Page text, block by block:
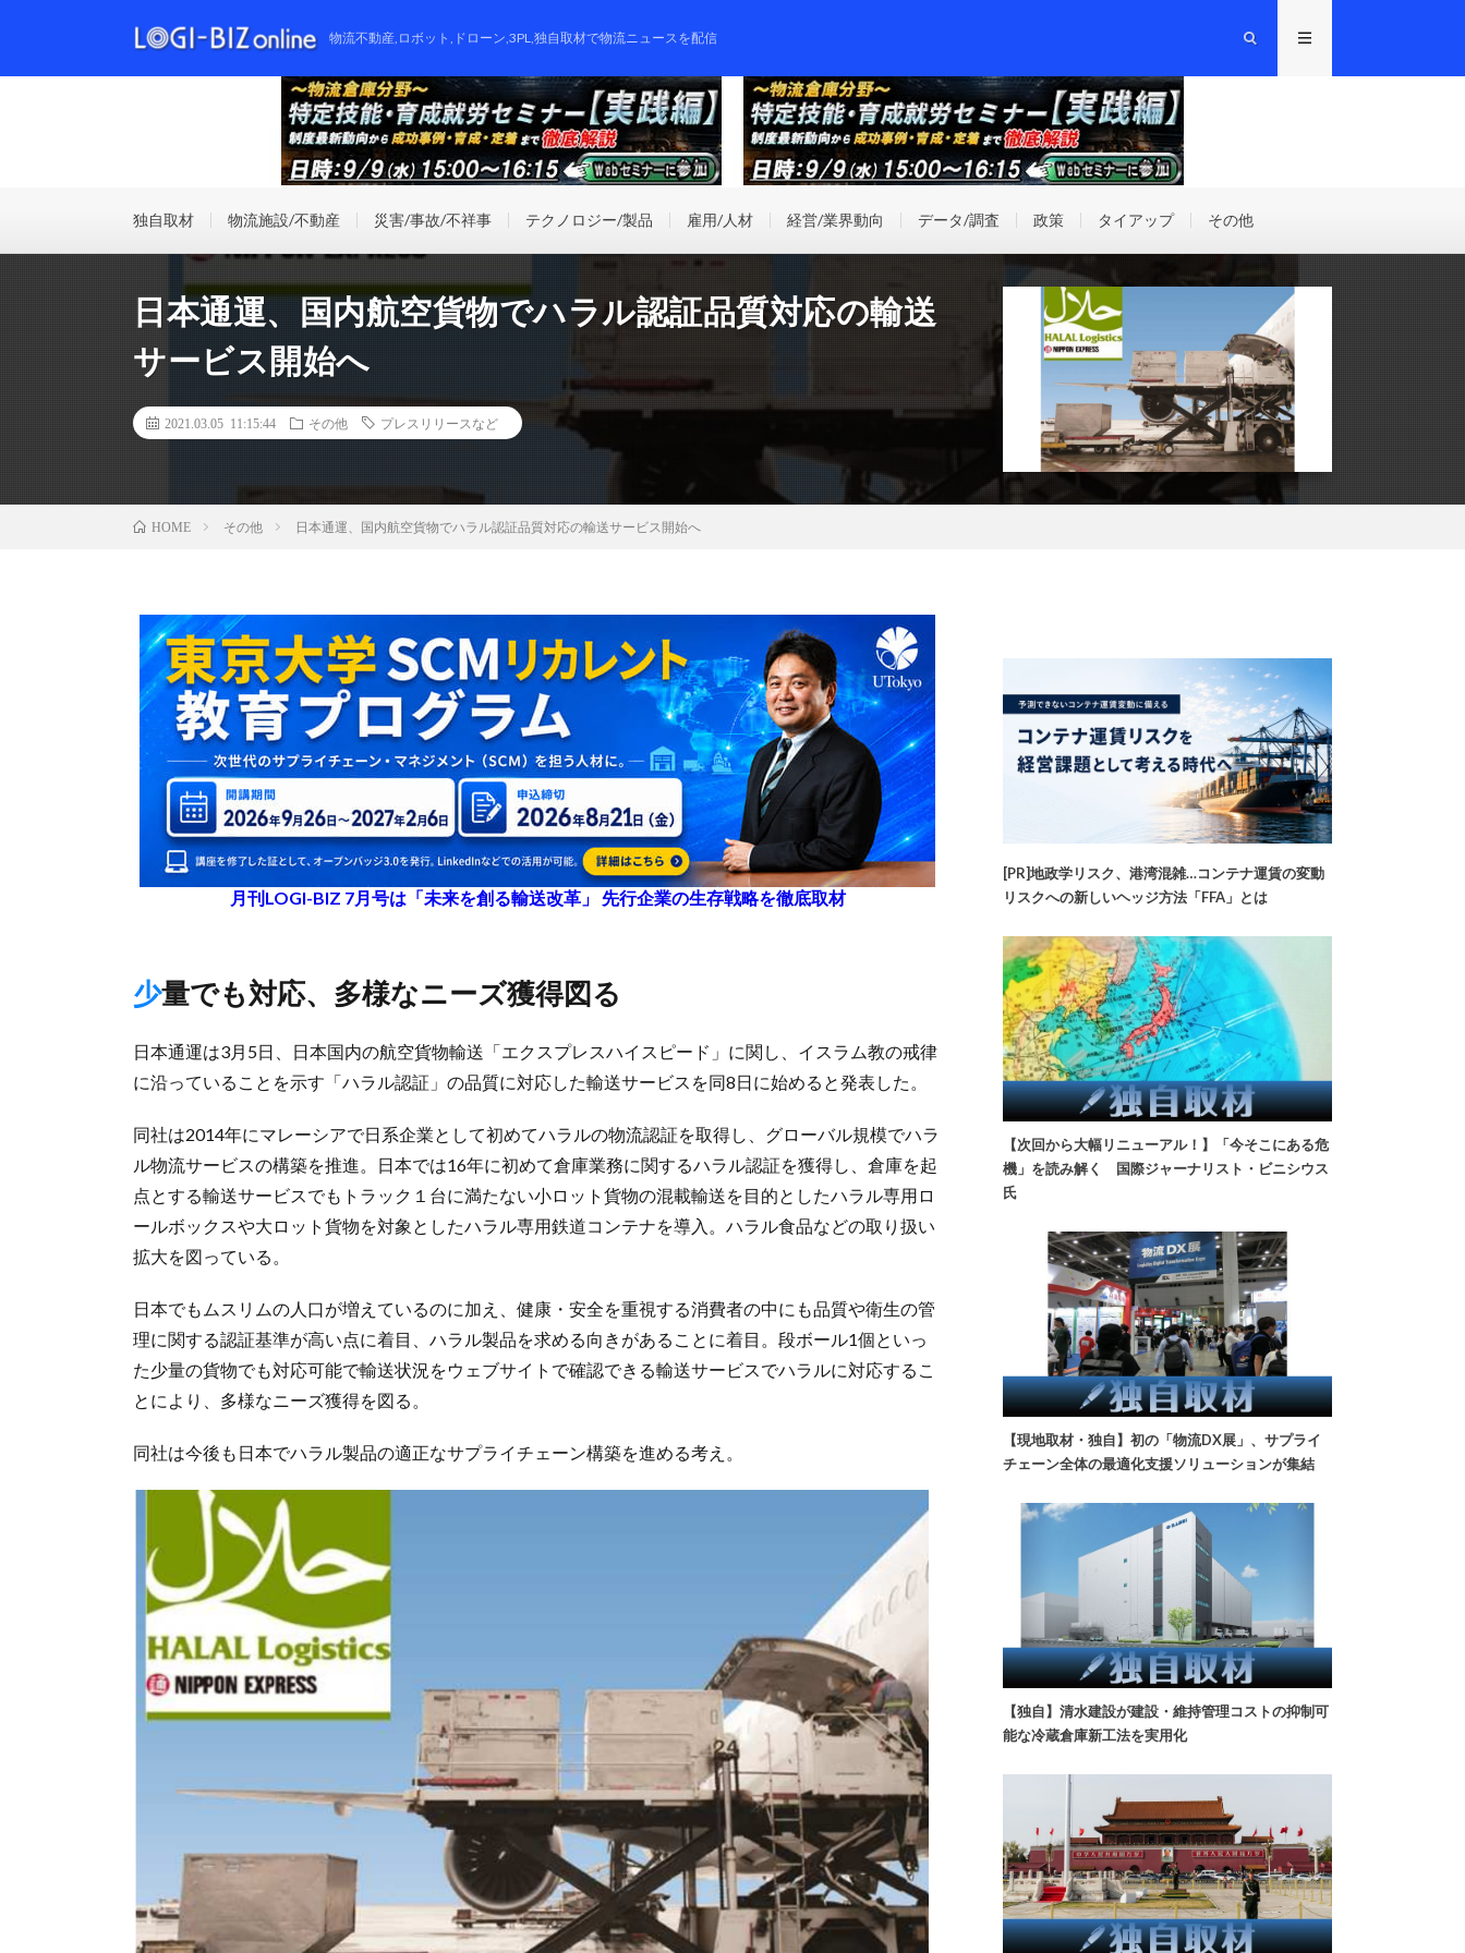
物流不動産,ロボット,ドローン,3PL,独自取材で物流ニュースを配信
独自取材 物流施設/不動産 災害/事故/不祥事 テクノロジー/製品 雇用/人材 経営/業界動向 データ/調査 政策 タイアップ その他
日本通運、国内航空貨物でハラル認証品質対応の輸送
サービス開始へ
2021.03.05 11:15:44 その他 プレスリリースなど
HOME その他 日本通運、国内航空貨物でハラル認証品質対応の輸送サービス開始へ
月刊LOGI-BIZ 7月号は「未来を創る輸送改革」 先行企業の生存戦略を徹底取材
少量でも対応、多様なニーズ獲得図る
日本通運は3月5日、日本国内の航空貨物輸送「エクスプレスハイスピード」に関し、イスラム教の戒律
に沿っていることを示す「ハラル認証」の品質に対応した輸送サービスを同8日に始めると発表した。
同社は2014年にマレーシアで日系企業として初めてハラルの物流認証を取得し、グローバル規模でハラ
ル物流サービスの構築を推進。日本では16年に初めて倉庫業務に関するハラル認証を獲得し、倉庫を起
点とする輸送サービスでもトラック１台に満たない小ロット貨物の混載輸送を目的としたハラル専用ロ
ールボックスや大ロット貨物を対象としたハラル専用鉄道コンテナを導入。ハラル食品などの取り扱い
拡大を図っている。
日本でもムスリムの人口が増えているのに加え、健康・安全を重視する消費者の中にも品質や衛生の管
理に関する認証基準が高い点に着目、ハラル製品を求める向きがあることに着目。段ボール1個といっ
た少量の貨物でも対応可能で輸送状況をウェブサイトで確認できる輸送サービスでハラルに対応するこ
とにより、多様なニーズ獲得を図る。
同社は今後も日本でハラル製品の適正なサプライチェーン構築を進める考え。
[PR]地政学リスク、港湾混雑…コンテナ運賃の変動
リスクへの新しいヘッジ方法「FFA」とは
【次回から大幅リニューアル！】「今そこにある危
機」を読み解く 国際ジャーナリスト・ビニシウス
氏
【現地取材・独自】初の「物流DX展」、サプライ
チェーン全体の最適化支援ソリューションが集結
【独自】清水建設が建設・維持管理コストの抑制可
能な冷蔵倉庫新工法を実用化